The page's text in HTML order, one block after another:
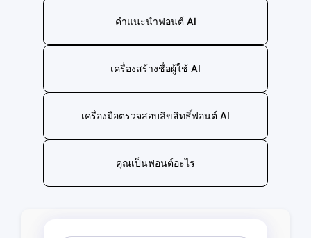
คำแนะนำฟอนต์ AI
เครื่องสร้างชื่อผู้ใช้ AI
เครื่องมือตรวจสอบลิขสิทธิ์ฟอนต์ AI
คุณเป็นฟอนต์อะไร